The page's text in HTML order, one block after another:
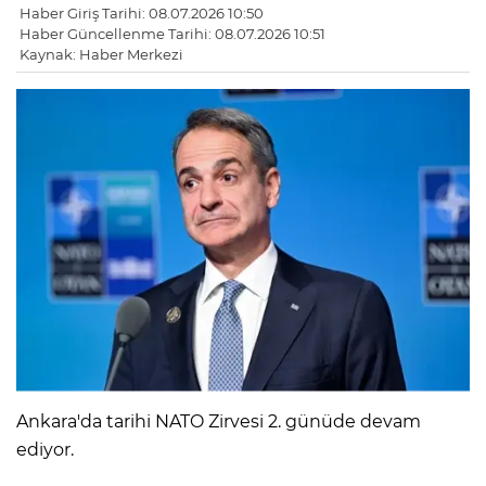
Haber Giriş Tarihi: 08.07.2026 10:50
Haber Güncellenme Tarihi: 08.07.2026 10:51
Kaynak: Haber Merkezi
Ankara'da tarihi NATO Zirvesi 2. günüde devam
ediyor.